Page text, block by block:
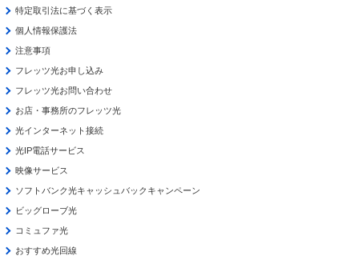
特定取引法に基づく表示
個人情報保護法
注意事項
フレッツ光お申し込み
フレッツ光お問い合わせ
お店・事務所のフレッツ光
光インターネット接続
光IP電話サービス
映像サービス
ソフトバンク光キャッシュバックキャンペーン
ビッグローブ光
コミュファ光
おすすめ光回線